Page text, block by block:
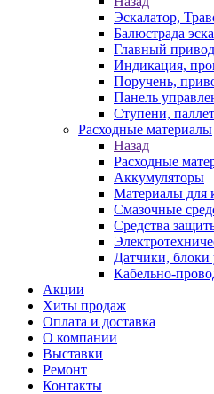
Эскалатор,
Балюстрада
Главный привод
Индикация,
Поручень,
Панель
Ступени,
Расходные материалы
Назад
Расходные
Аккумуляторы
Материалы для
Смазочные
Средства
Датчики, блоки
Кабельно-
Акции
Хиты продаж
Оплата и доставка
О компании
Выставки
Ремонт
Контакты